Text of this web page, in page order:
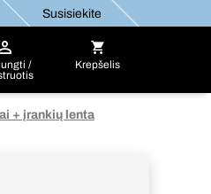
Susisiekite
/
Krepšelis
+ įrankių lenta